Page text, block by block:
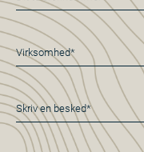
*
Virksomhed
*
Besked
*